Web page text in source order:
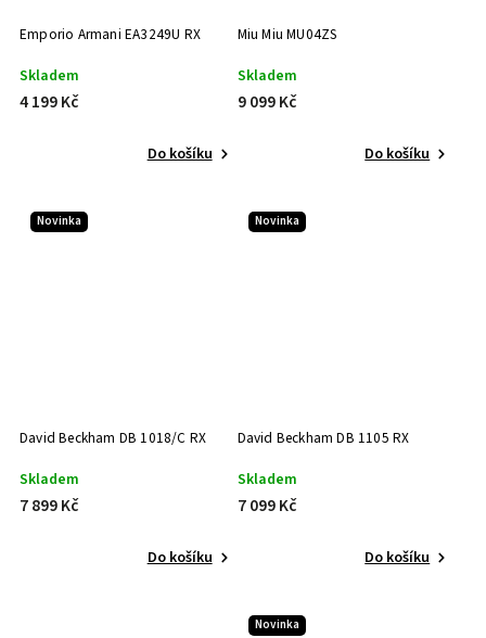
Emporio Armani EA3249U RX
Skladem
4 199 Kč
Do košíku
Miu Miu MU04ZS
Skladem
9 099 Kč
Do košíku
Novinka
David Beckham DB 1018/C RX
Skladem
7 899 Kč
Do košíku
Novinka
David Beckham DB 1105 RX
Skladem
7 099 Kč
Do košíku
Novinka